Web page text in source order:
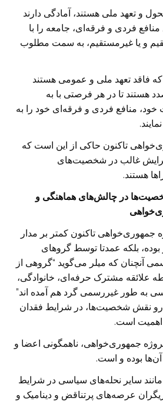
و تعهد ملی هستند، آمادگی دارند
فردی و فرقه‌ای، جامعه را با
و یا غیرمستقیم، به سمت مطلوب
فاقد تعهد ملی و عمومی هستند
هستند تا در هر فرصتی با به
منافع فردی و فرقه‌ای خود را به
تاکنون حاکی از این است که
گرایش غالب در شخصیت‌های
هستند.
در چالش‌های هماهنگی و
تاکنون کمتر بر مدار
بلکه عمدتا توسط گرو‌های
آنچنان که میلر می‌گوید “گروهی از
علائقه مشترک حرفه‌ای، خانوادگی،
به طور غیررسمی گرد هم آمده اند”
رو نقش شخصیت‌ها، در شرایط فقدان
اهمیت است.
جمهوری‌خواهی، ناهمگونی اعضا و
بوده و است.
سایر نحله‌های سیاسی در شرایط
عرصه‌های پرتناقض و دینامیک و